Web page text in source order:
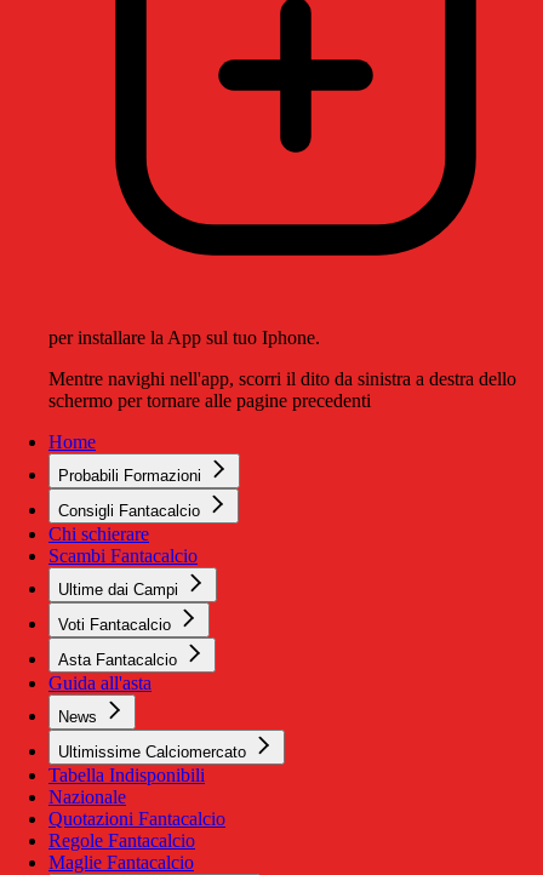
per installare la App sul tuo Iphone.
Mentre navighi nell'app, scorri il dito da sinistra a destra dello
schermo per tornare alle pagine precedenti
Home
Probabili Formazioni
Consigli Fantacalcio
Chi schierare
Scambi Fantacalcio
Ultime dai Campi
Voti Fantacalcio
Asta Fantacalcio
Guida all'asta
News
Ultimissime Calciomercato
Tabella Indisponibili
Nazionale
Quotazioni Fantacalcio
Regole Fantacalcio
Maglie Fantacalcio